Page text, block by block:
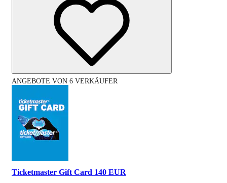
ANGEBOTE VON 6 VERKÄUFER
Ticketmaster Gift Card 140 EUR